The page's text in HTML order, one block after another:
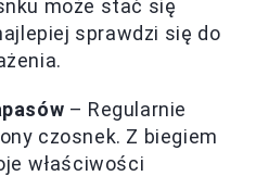
może stać się
sprawdzi się do
– Regularnie
czosnek. Z biegiem
właściwości